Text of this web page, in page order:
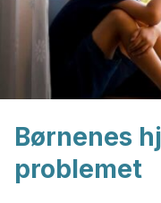
Børnenes
problemet